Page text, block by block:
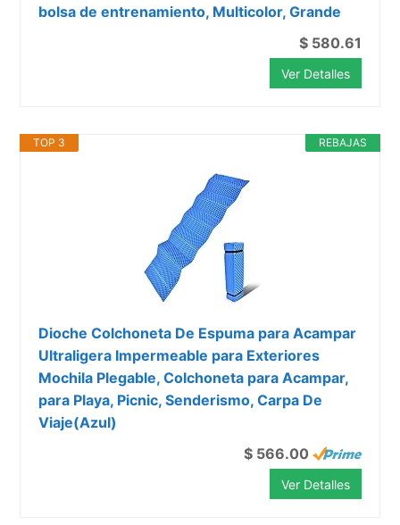
bolsa de entrenamiento, Multicolor, Grande
$ 580.61
Ver Detalles
REBAJAS
TOP 3
Dioche Colchoneta De Espuma para Acampar
Ultraligera Impermeable para Exteriores
Mochila Plegable, Colchoneta para Acampar,
para Playa, Picnic, Senderismo, Carpa De
Viaje(Azul)
$ 566.00
Ver Detalles